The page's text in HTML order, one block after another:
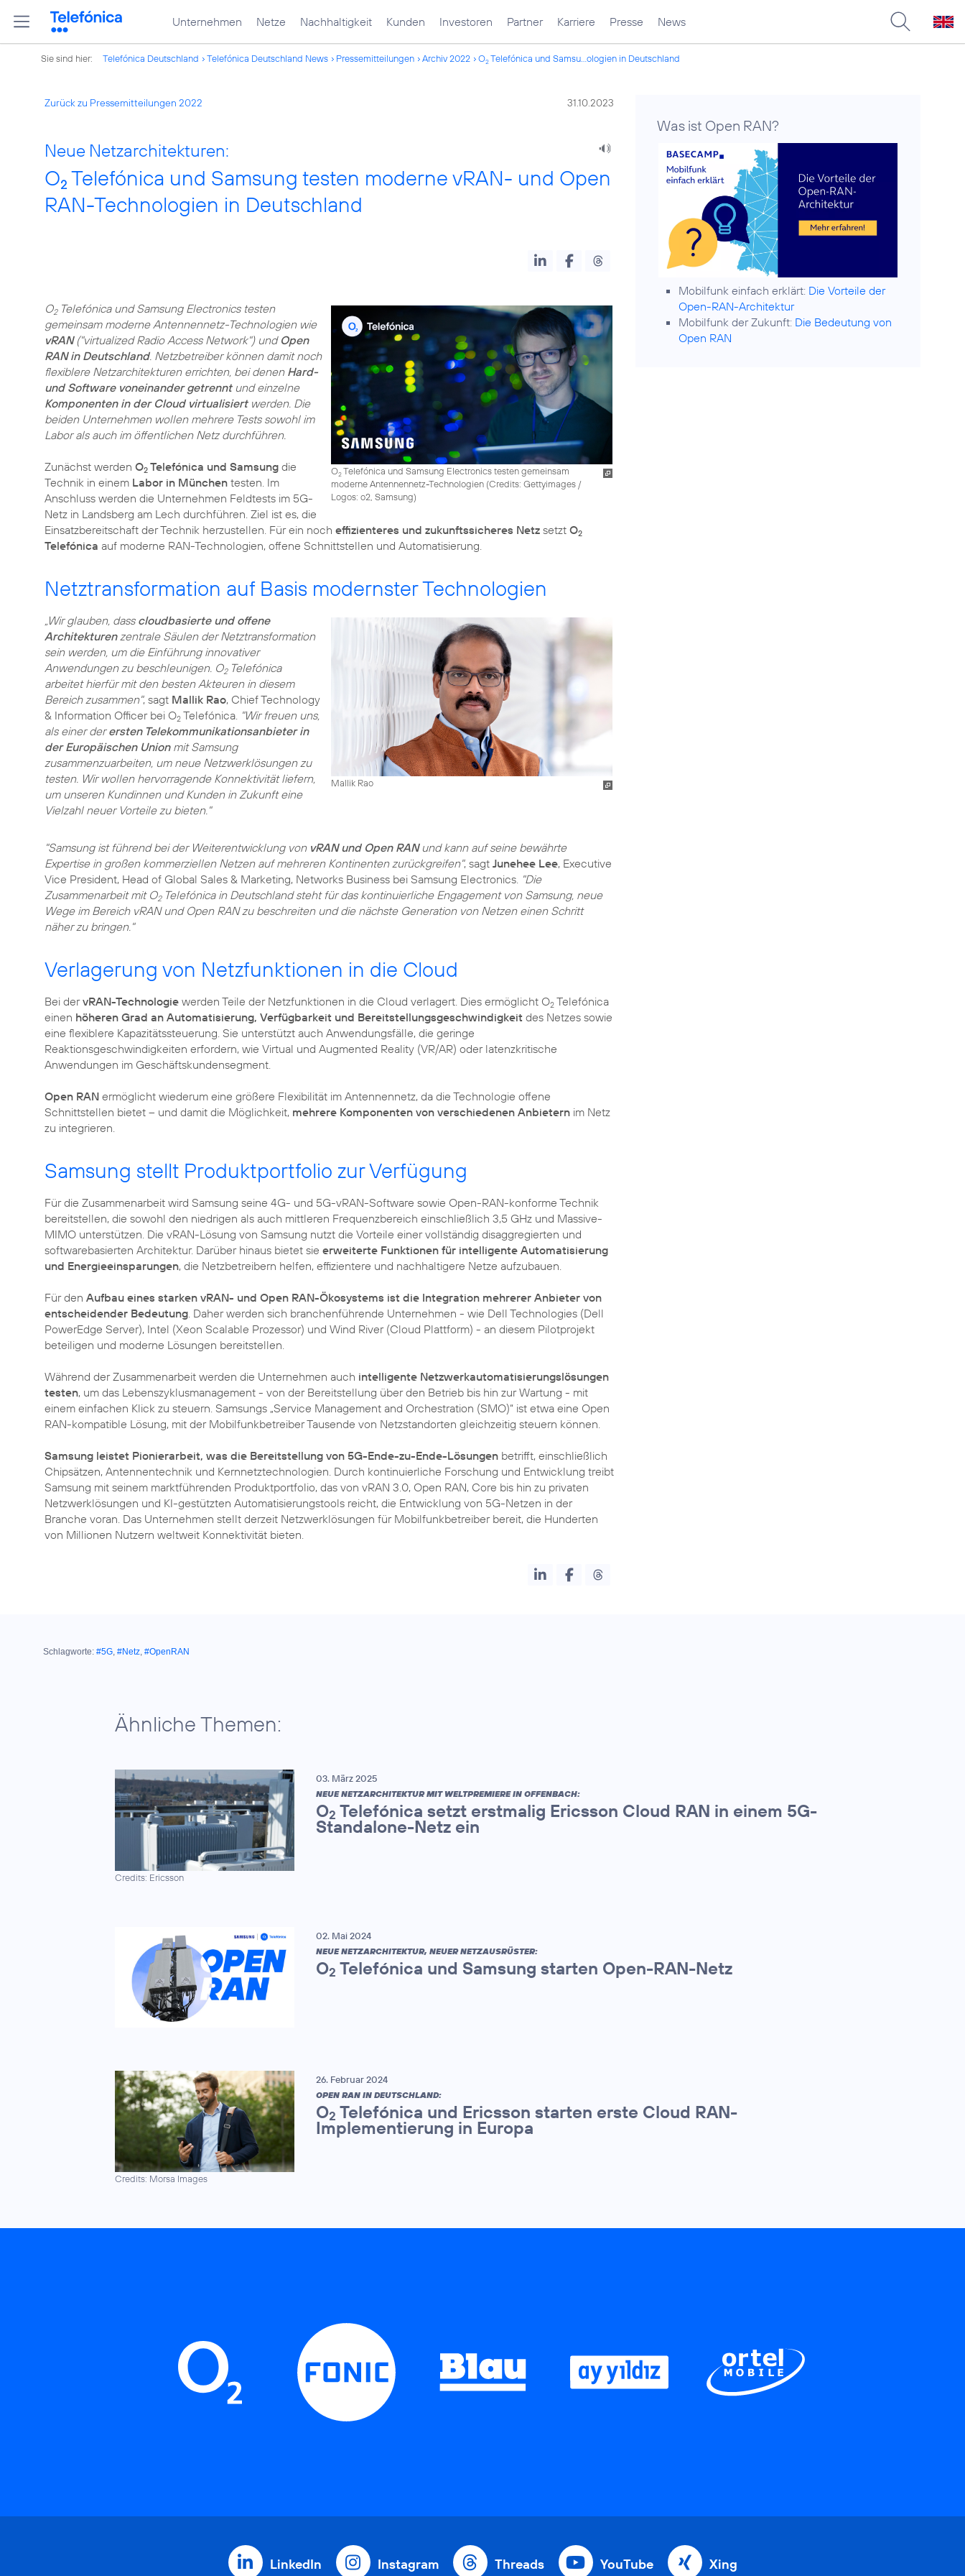
Unternehmen Netze Nachhaltigkeit Kunden Investoren Partner Karriere Presse News
Sie sind hier: Telefónica Deutschland Telefónica Deutschland News Pressemitteilungen Archiv 2022 O2Telefónica und Samsu...ologien in Deutschland
Zurück zu Pressemitteilungen 2022 31.10.2023
Neue Netzarchitekturen:
O2 Telefónica und Samsung testen moderne vRAN- und Open
RAN-Technologien in Deutschland
O2Telefónica und Samsung Electronics testen gemeinsam
moderne Antennennetz-Technologien (Credits: Gettyimages /
Logos: o2, Samsung)
O2Telefónica und Samsung Electronics testen
gemeinsam moderne Antennennetz-Technologien wie
vRAN("virtualized Radio Access Network") und Open
RAN in Deutschland. Netzbetreiber können damit noch
flexiblere Netzarchitekturen errichten, bei denenHard-
und Software voneinander getrenntund einzelne
Komponenten in der Cloud virtualisiertwerden. Die
beiden Unternehmen wollen mehrere Tests sowohl im
Labor als auch im öffentlichen Netz durchführen.
Zunächst werden O2 Telefónica und Samsung die
Technik in einem Labor in München testen. Im
Anschluss werden die Unternehmen Feldtests im 5G-
Netz in Landsberg am Lech durchführen. Ziel ist es, die
Einsatzbereitschaft der Technik herzustellen. Für ein noch effizienteres und zukunftssicheres Netz setzt O2
Telefónica
Netztransformation auf Basis modernster Technologien
Mallik Rao
„Wir glauben, dass cloudbasierte und offene
Architekturenzentrale Säulen der Netztransformation
sein werden, um die Einführung innovativer
Anwendungen zu beschleunigen. O2Telefónica
arbeitet hierfür mit den besten Akteuren in diesem
Bereich zusammen", sagt Mallik Rao, Chief Technology
& Information Officer bei O2 Telefónica. "Wir freuen uns,
als einer derersten Telekommunikationsanbieter in
der Europäischen Unionmit Samsung
zusammenzuarbeiten, um neue Netzwerklösungen zu
testen. Wir wollen hervorragende Konnektivität liefern,
um unseren Kundinnen und Kunden in Zukunft eine
Vielzahl neuer Vorteile zu bieten."
"Samsung ist führend bei der Weiterentwicklung von vRAN und Open RANund kann auf seine bewährte
Expertise in großen kommerziellen Netzen auf mehreren Kontinenten zurückgreifen", sagt Junehee Lee, Executive
Vice President, Head of Global Sales & Marketing, Networks Business bei Samsung Electronics. "Die
Zusammenarbeit mit O2Telefónica in Deutschland steht für das kontinuierliche Engagement von Samsung, neue
Wege im Bereich vRAN und Open RAN zu beschreiten und die nächste Generation von Netzen einen Schritt
näher zu bringen."
Verlagerung von Netzfunktionen in die Cloud
Bei dervRAN-Technologie werden Teile der Netzfunktionen in die Cloud verlagert. Dies ermöglicht O2 Telefónica
einen höheren Grad an Automatisierung, Verfügbarkeit und Bereitstellungsgeschwindigkeit des Netzes sowie
eine flexiblere Kapazitätssteuerung. Sie unterstützt auch Anwendungsfälle, die geringe
Reaktionsgeschwindigkeiten erfordern, wie Virtual und Augmented Reality (VR/AR) oder latenzkritische
Anwendungen im Geschäftskundensegment.
Open RAN ermöglicht wiederum eine größere Flexibilität im Antennennetz, da die Technologie offene
Schnittstellen bietet – und damit die Möglichkeit, mehrere Komponenten von verschiedenen Anbietern im Netz
Samsung stellt Produktportfolio zur Verfügung
Für die Zusammenarbeit wird Samsung seine 4G- und 5G-vRAN-Software sowie Open-RAN-konforme Technik
bereitstellen, die sowohl den niedrigen als auch mittleren Frequenzbereich einschließlich 3,5 GHz und Massive-
MIMO unterstützen. Die vRAN-Lösung von Samsung nutzt die Vorteile einer vollständig disaggregierten und
softwarebasierten Architektur. Darüber hinaus bietet sie erweiterte Funktionen für intelligente Automatisierung
und Energieeinsparungen, die Netzbetreibern helfen, effizientere und nachhaltigere Netze aufzubauen.
Für den Aufbau eines starken vRAN- und Open RAN-Ökosystems ist die Integration mehrerer Anbieter von
entscheidender Bedeutung. Daher werden sich branchenführende Unternehmen - wie Dell Technologies (Dell
PowerEdge Server), Intel (Xeon Scalable Prozessor) und Wind River (Cloud Plattform) - an diesem Pilotprojekt
beteiligen und moderne Lösungen bereitstellen.
Während der Zusammenarbeit werden die Unternehmen auch intelligente Netzwerkautomatisierungslösungen
testen, um das Lebenszyklusmanagement - von der Bereitstellung über den Betrieb bis hin zur Wartung - mit
einem einfachen Klick zu steuern. Samsungs „Service Management and Orchestration (SMO)“ ist etwa eine Open
RAN-kompatible Lösung, mit der Mobilfunkbetreiber Tausende von Netzstandorten gleichzeitig steuern können.
Samsung leistet Pionierarbeit, was die Bereitstellung von 5G-Ende-zu-Ende-Lösungen betrifft, einschließlich
Chipsätzen, Antennentechnik und Kernnetztechnologien. Durch kontinuierliche Forschung und Entwicklung treibt
Samsung mit seinem marktführenden Produktportfolio, das von vRAN 3.0, Open RAN, Core bis hin zu privaten
Netzwerklösungen und KI-gestützten Automatisierungstools reicht, die Entwicklung von 5G-Netzen in der
Branche voran. Das Unternehmen stellt derzeit Netzwerklösungen für Mobilfunkbetreiber bereit, die Hunderten
von Millionen Nutzern weltweit Konnektivität bieten.
Was ist Open RAN?
Mobilfunk einfach erklärt: Die Vorteile der
Open-RAN-Architektur
Mobilfunk der Zukunft: Die Bedeutung von
Open RAN
Schlagworte: #5G, #Netz, #OpenRAN
Ähnliche Themen:
Credits: Ericsson
03. März 2025
NEUE NETZARCHITEKTUR MIT WELTPREMIERE IN OFFENBACH:
O2 Telefónica setzt erstmalig Ericsson Cloud RAN in einem 5G-
Standalone-Netz ein
02. Mai 2024
NEUE NETZARCHITEKTUR, NEUER NETZAUSRÜSTER:
O2 Telefónica und Samsung starten Open-RAN-Netz
Credits: Morsa Images
26. Februar 2024
OPEN RAN IN DEUTSCHLAND:
O2 Telefónica und Ericsson starten erste Cloud RAN-
Implementierung in Europa
LinkedIn Instagram Threads YouTube Xing